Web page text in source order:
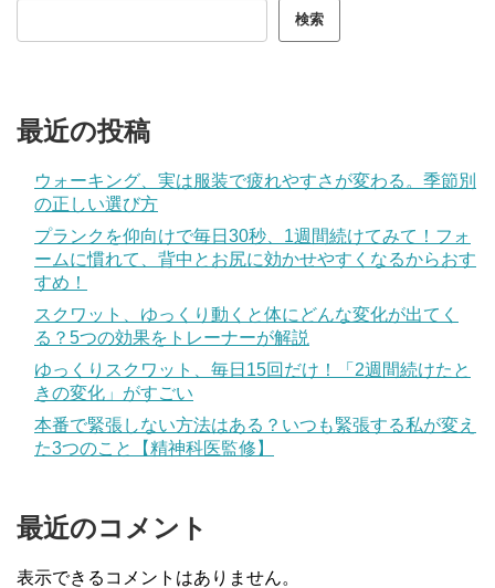
検索
最近の投稿
ウォーキング、実は服装で疲れやすさが変わる。季節別
の正しい選び方
プランクを仰向けで毎日30秒、1週間続けてみて！フォ
ームに慣れて、背中とお尻に効かせやすくなるからおす
すめ！
スクワット、ゆっくり動くと体にどんな変化が出てく
る？5つの効果をトレーナーが解説
ゆっくりスクワット、毎日15回だけ！「2週間続けたと
きの変化」がすごい
本番で緊張しない方法はある？いつも緊張する私が変え
た3つのこと【精神科医監修】
最近のコメント
表示できるコメントはありません。